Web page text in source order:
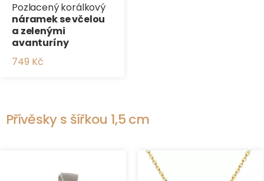
Pozlacený korálkový
náramek se včelou
a zelenými
avanturíny
749 Kč
Přívěsky s šířkou 1,5 cm